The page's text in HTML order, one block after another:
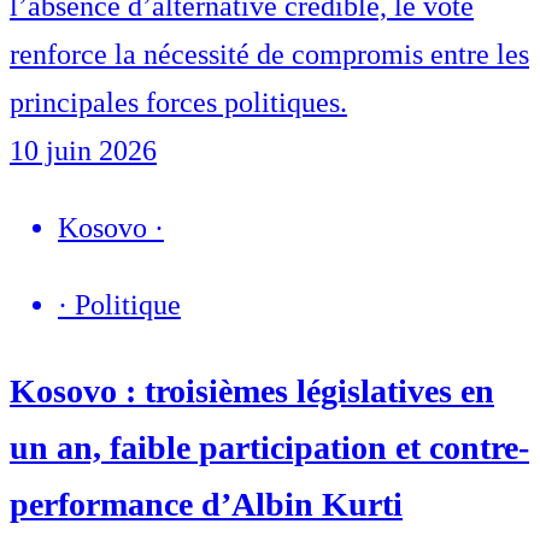
l’absence d’alternative crédible, le vote
renforce la nécessité de compromis entre les
principales forces politiques.
10 juin 2026
Kosovo ·
· Politique
Kosovo : troisièmes législatives en
un an, faible participation et contre-
performance d’Albin Kurti